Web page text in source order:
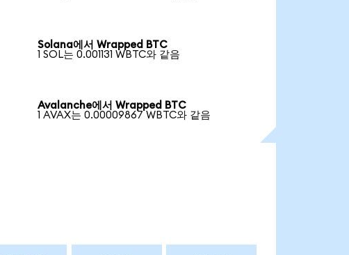
Solana에서 Wrapped BTC
1 SOL는 0.001131 WBTC와 같음
Avalanche에서 Wrapped BTC
1 AVAX는 0.00009867 WBTC와 같음